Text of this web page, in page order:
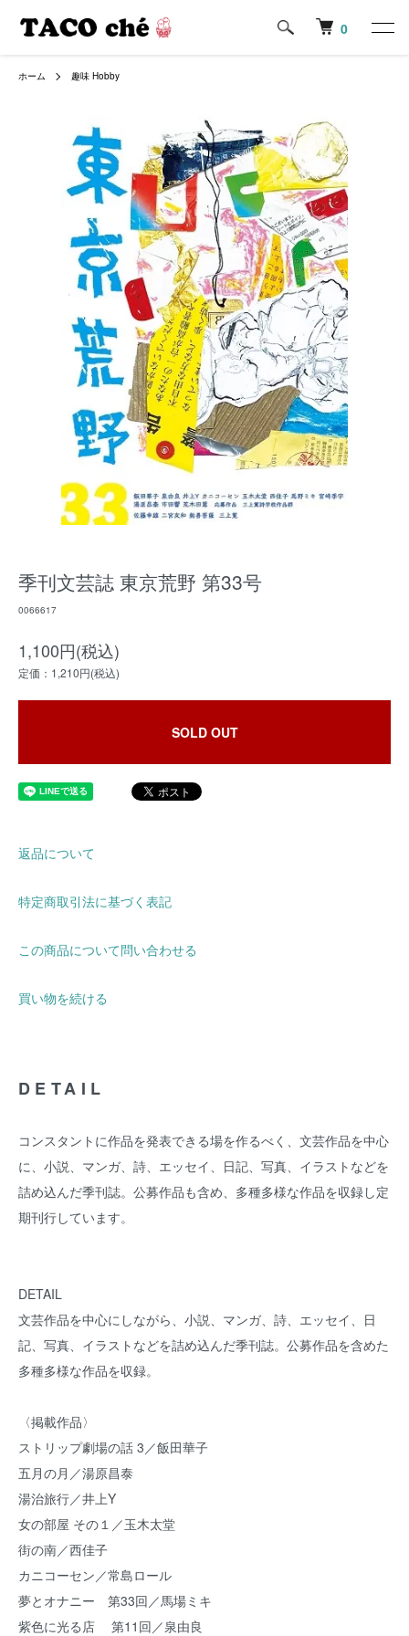
0
ホーム 趣味 Hobby
季刊文芸誌 東京荒野 第33号
0066617
1,100円(税込)
定価：1,210円(税込)
SOLD OUT
返品について
特定商取引法に基づく表記
この商品について問い合わせる
買い物を続ける
DETAIL
コンスタントに作品を発表できる場を作るべく、文芸作品を中心
に、小説、マンガ、詩、エッセイ、日記、写真、イラストなどを
詰め込んだ季刊誌。公募作品も含め、多種多様な作品を収録し定
期刊行しています。
DETAIL
文芸作品を中心にしながら、小説、マンガ、詩、エッセイ、日
記、写真、イラストなどを詰め込んだ季刊誌。公募作品を含めた
多種多様な作品を収録。
〈掲載作品〉
ストリップ劇場の話 3／飯田華子
五月の月／湯原昌泰
湯治旅行／井上Y
女の部屋 その１／玉木太堂
街の南／西佳子
カニコーセン／常島ロール
夢とオナニー 第33回／馬場ミキ
紫色に光る店 第11回／泉由良